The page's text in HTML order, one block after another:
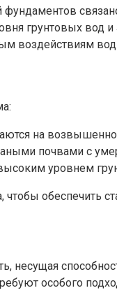
фундаментов
грунтовых вод
воздействиям
на
почвами с
уровнем
обеспечить
несущая
особого